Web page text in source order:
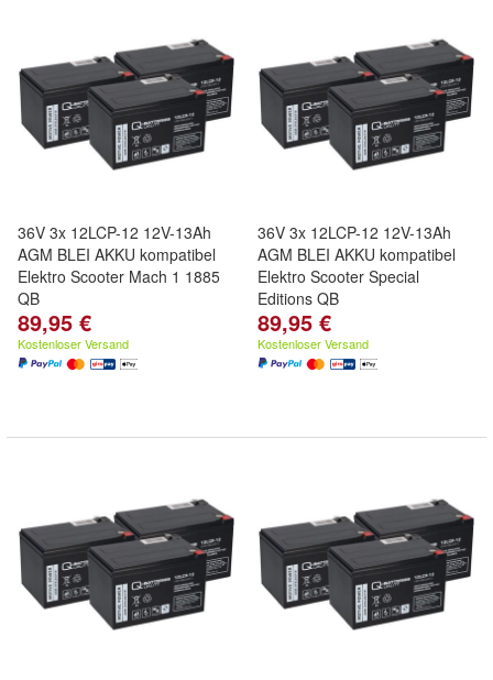
36V 3x 12LCP-12 12V-13Ah
AGM BLEI AKKU kompatibel
Elektro Scooter Mach 1 1885
QB
89,95 €
Kostenloser Versand
36V 3x 12LCP-12 12V-13Ah
AGM BLEI AKKU kompatibel
Elektro Scooter Special
Editions QB
89,95 €
Kostenloser Versand